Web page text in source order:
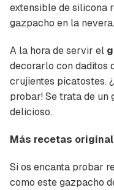
extensible de silicona
gazpacho en la nevera.
A la hora de servir el
decorarlo con daditos
crujientes picatostes.
probar! Se trata de un
delicioso.
Más recetas
Si os encanta probar
como este gazpacho